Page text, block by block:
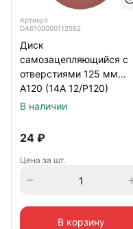
Артикул
DA6100000112582
Диск
самозацепляющийся с
отверстиями 125 мм
А120 (14А 12/Р120)
TSUNAMI
В наличии
24 ₽
Цена за шт.
В корзину